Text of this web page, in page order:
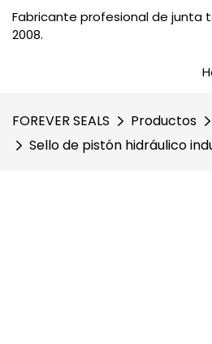
Fabricante profesional de junta
2008.
FOREVER SEALS Productos
Sello de pistón hidráulico